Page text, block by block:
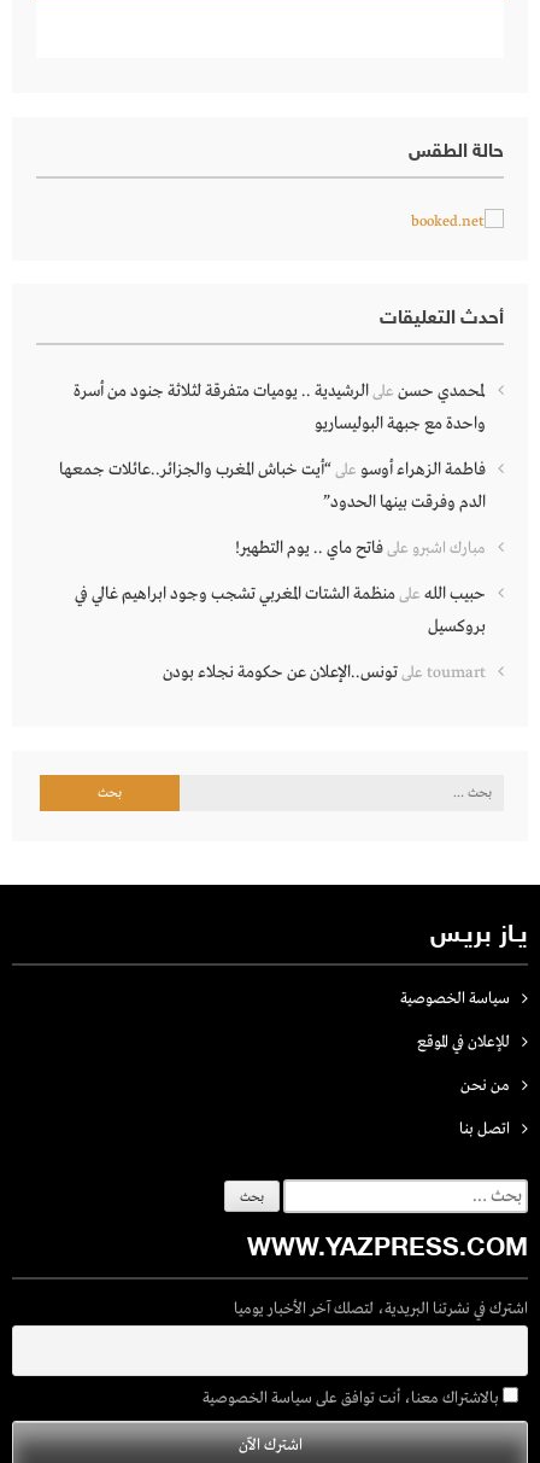
حالة الطقس
أحدث التعليقات
لمحمدي حسن علىالرشيدية .. يوميات متفرقة لثلاثة جنود من أسرة
واحدة مع جبهة البوليساريو
فاطمة الزهراء أوسو على“أيت خباش المغرب والجزائر..عائلات جمعها
الدم وفرقت بينها الحدود”
مبارك اشبرو علىفاتح ماي .. يوم التطهير!
حبيب الله علىمنظمة الشتات المغربي تشجب وجود ابراهيم غالي في
بروكسيل
toumart علىتونس..الإعلان عن حكومة نجلاء بودن
البحث
يـاز بريـس
سياسة الخصوصية
للإعلان في الموقع
من نحن
اتصل بنـا
البحث
عن:
WWW.YAZPRESS.COM
اشترك في نشرتنا البريدية، لتصلك آخر الأخبار يوميا
بالاشتراك معنا، أنت توافق على سياسة الخصوصية